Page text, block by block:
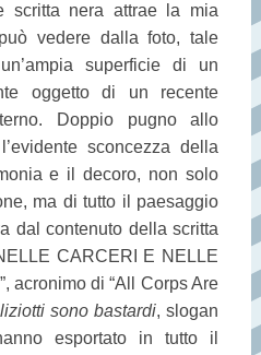
scritta nera attrae la mia
vedere dalla foto, tale
superficie di un
oggetto di un recente
Doppio pugno allo
sconcezza della
e il decoro, non solo
ma di tutto il paesaggio
dal contenuto della scritta
CARCERI E NELLE
acronimo di “All Corps Are
sono bastardi, slogan
esportato in tutto il